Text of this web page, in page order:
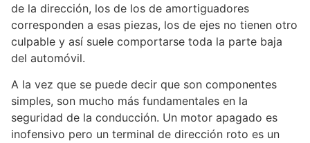
de la dirección, los de los de amortiguadores
corresponden a esas piezas, los de ejes no tienen otro
culpable y así suele comportarse toda la parte baja
del automóvil.
A la vez que se puede decir que son componentes
simples, son mucho más fundamentales en la
seguridad de la conducción. Un motor apagado es
inofensivo pero un terminal de dirección roto es un